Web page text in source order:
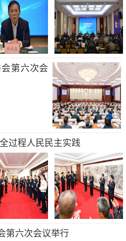
第六次会
过程人民民主实践
第六次会议举行